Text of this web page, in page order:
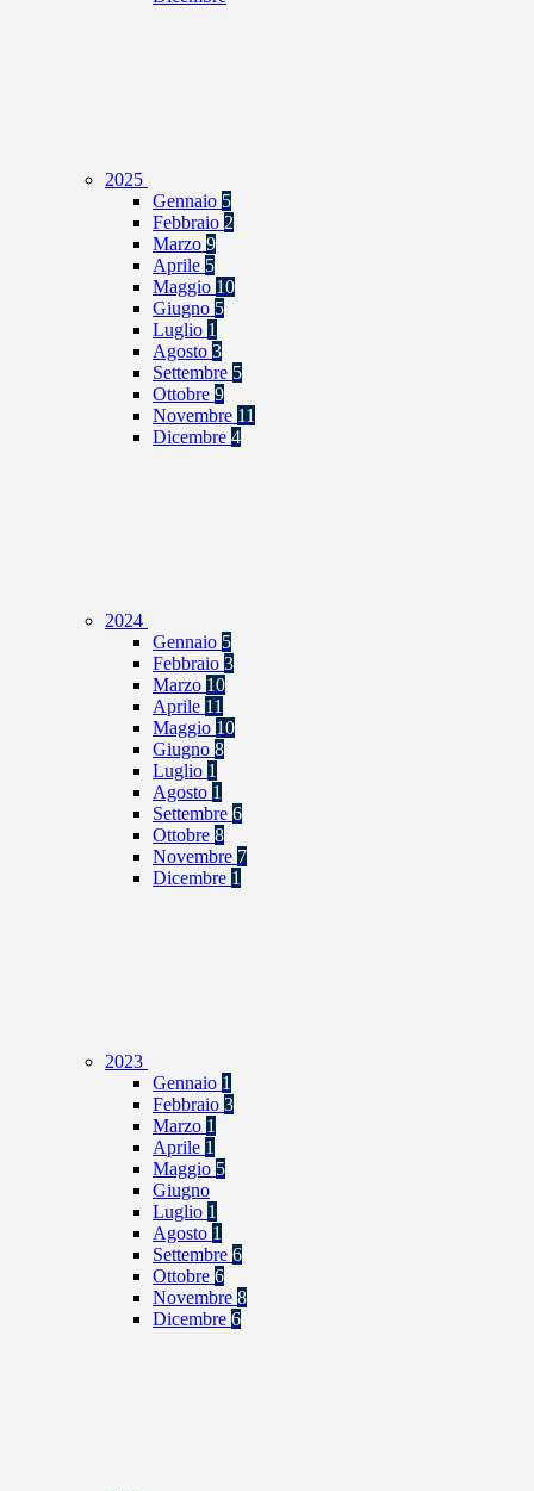
2025
Gennaio 5
Febbraio 2
Marzo 9
Aprile 5
Maggio 10
Giugno 5
Luglio 1
Agosto 3
Settembre 5
Ottobre 9
Novembre 11
Dicembre 4
2024
Gennaio 5
Febbraio 3
Marzo 10
Aprile 11
Maggio 10
Giugno 8
Luglio 1
Agosto 1
Settembre 6
Ottobre 8
Novembre 7
Dicembre 1
2023
Gennaio 1
Febbraio 3
Marzo 1
Aprile 1
Maggio 5
Giugno
Luglio 1
Agosto 1
Settembre 6
Ottobre 6
Novembre 8
Dicembre 6